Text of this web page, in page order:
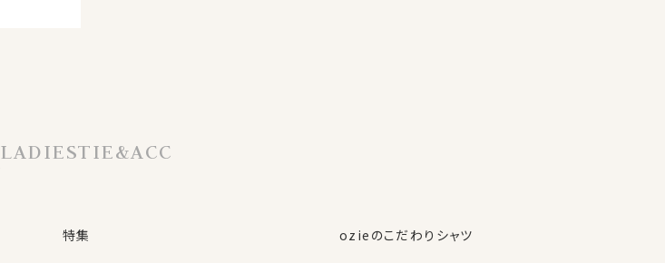
LADIESTIE&ACC
特集 ozieのこだわりシャツ